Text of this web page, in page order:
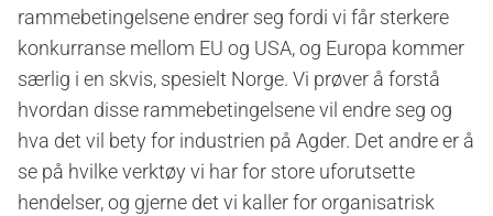
rammebetingelsene endrer seg fordi vi får sterkere
konkurranse mellom EU og USA, og Europa kommer
særlig i en skvis, spesielt Norge. Vi prøver å forstå
hvordan disse rammebetingelsene vil endre seg og
hva det vil bety for industrien på Agder. Det andre er å
se på hvilke verktøy vi har for store uforutsette
hendelser, og gjerne det vi kaller for organisatrisk